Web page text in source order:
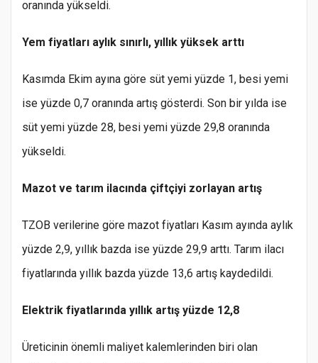
oranında yükseldi.
Yem fiyatları aylık sınırlı, yıllık yüksek arttı
Kasımda Ekim ayına göre süt yemi yüzde 1, besi yemi
ise yüzde 0,7 oranında artış gösterdi. Son bir yılda ise
süt yemi yüzde 28, besi yemi yüzde 29,8 oranında
yükseldi.
Mazot ve tarım ilacında çiftçiyi zorlayan artış
TZOB verilerine göre mazot fiyatları Kasım ayında aylık
yüzde 2,9, yıllık bazda ise yüzde 29,9 arttı. Tarım ilacı
fiyatlarında yıllık bazda yüzde 13,6 artış kaydedildi.
Elektrik fiyatlarında yıllık artış yüzde 12,8
Üreticinin önemli maliyet kalemlerinden biri olan